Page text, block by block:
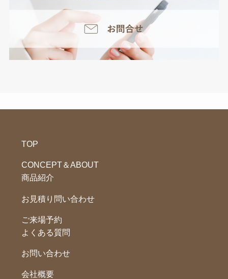
TOP
CONCEPT＆ABOUT
商品紹介
お見積り問い合わせ
ご来場予約
よくある質問
お問い合わせ
会社概要